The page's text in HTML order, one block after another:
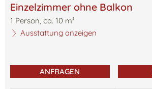
Einzelzimmer ohne Balkon
1 Person, ca. 10 m²
Ausstattung anzeigen
ANFRAGEN